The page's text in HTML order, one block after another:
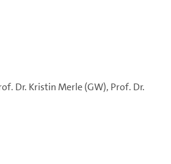
Dr. Kristin Merle (GW), Prof. Dr.